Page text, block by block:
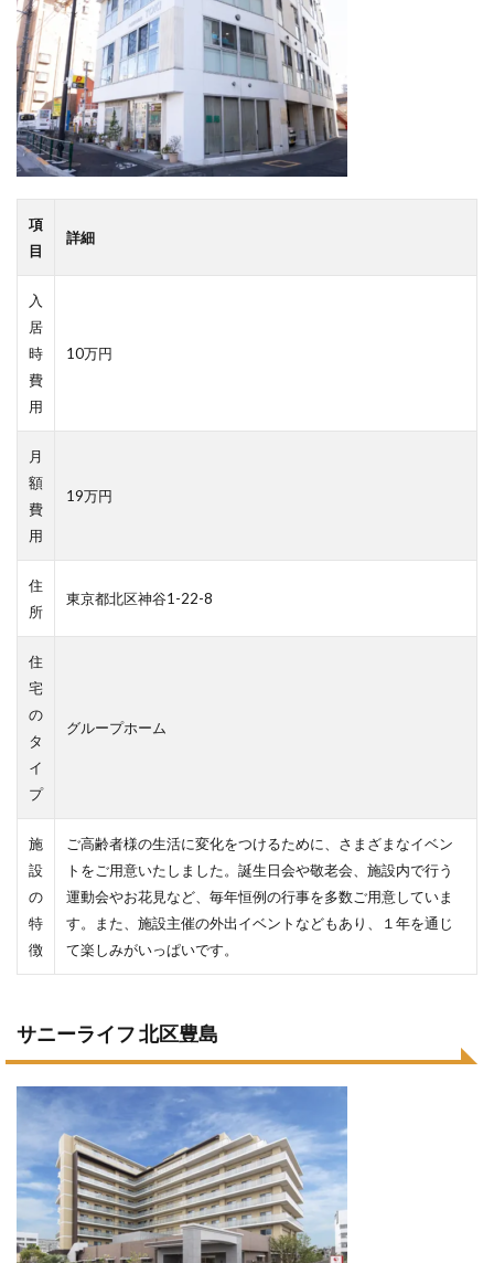
項
目
詳細
入
居
時
費
用
10万円
月
額
費
用
19万円
住
所
東京都北区神谷1-22-8
住
宅
の
タ
イ
プ
グループホーム
施
設
の
特
徴
ご高齢者様の生活に変化をつけるために、さまざまなイベン
トをご用意いたしました。誕生日会や敬老会、施設内で行う
運動会やお花見など、毎年恒例の行事を多数ご用意していま
す。また、施設主催の外出イベントなどもあり、１年を通じ
て楽しみがいっぱいです。
サニーライフ 北区豊島